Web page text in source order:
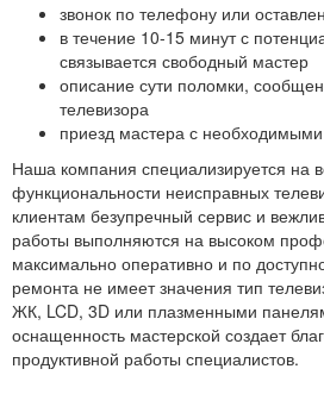
звонок по телефону или
в течение 10-15 минут с
связывается свободный мастер
описание сути поломки,
телевизора
приезд мастера с
Наша компания специализируется на
функциональности неисправных
клиентам безупречный сервис и
работы выполняются на высоком
максимально оперативно и по
ремонта не имеет значения тип
ЖК, LCD, 3D или плазменными
оснащенность мастерской создает
продуктивной работы специалистов.